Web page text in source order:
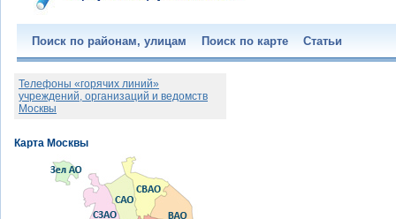
Поиск по районам, улицам Поиск по карте Статьи
Телефоны «горячих линий»
учреждений, организаций и ведомств
Москвы